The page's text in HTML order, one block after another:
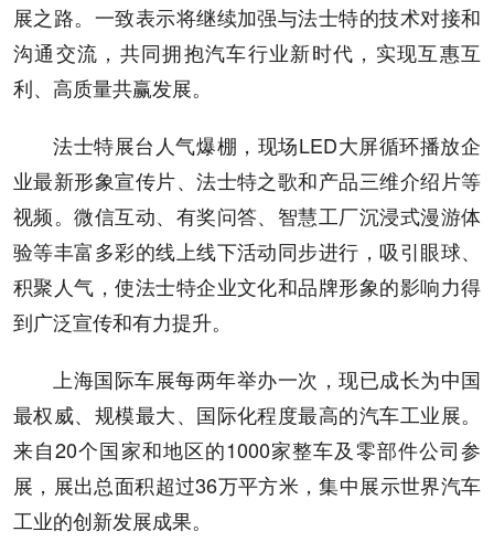
展之路。一致表示将继续加强与法士特的技术对接和
沟通交流，共同拥抱汽车行业新时代，实现互惠互
利、高质量共赢发展。
法士特展台人气爆棚，现场LED大屏循环播放企
业最新形象宣传片、法士特之歌和产品三维介绍片等
视频。微信互动、有奖问答、智慧工厂沉浸式漫游体
验等丰富多彩的线上线下活动同步进行，吸引眼球、
积聚人气，使法士特企业文化和品牌形象的影响力得
到广泛宣传和有力提升。
上海国际车展每两年举办一次，现已成长为中国
最权威、规模最大、国际化程度最高的汽车工业展。
来自20个国家和地区的1000家整车及零部件公司参
展，展出总面积超过36万平方米，集中展示世界汽车
工业的创新发展成果。